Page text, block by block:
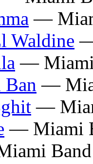
—
Waldine
—
—
—
— Miami
Band